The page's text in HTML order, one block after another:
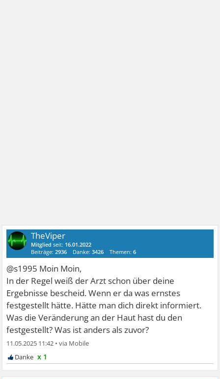
TheViper
Mitglied seit: 16.01.2022
Beiträge:2936 Danke:3426 Themen:6
@s1995 Moin Moin,
In der Regel weiß der Arzt schon über deine
Ergebnisse bescheid. Wenn er da was ernstes
festgestellt hätte. Hätte man dich direkt informiert.
Was die Veränderung an der Haut hast du den
festgestellt? Was ist anders als zuvor?
11.05.2025 11:42 •
x 1